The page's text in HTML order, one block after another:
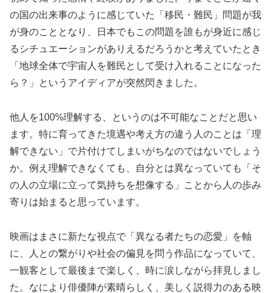
の国の出来事のように感じていた「移民・難民」問題が我
が身のこととなり、日本でもこの問題を誰もが身近に感じ
るシチュエーションがありえるだろうかと考えていたとき
「地球全体で宇宙人を難民として受け入れることになった
ら？」というアイディアが突然閃きました。
他人を100%理解する、というのは不可能なことだと思い
ます。特に育ってきた境遇や考え方の違う人のことは「理
解できない」で片付けてしまいがちなのではないでしょう
か。例え理解できなくても、自分とは異なっていても「そ
の人の立場に立って気持ちを想像する」ことから人の歩み
寄りは始まると思っています。
映画はまさに新たな視点で「異なる者たちの恋愛」を軸
に、人との繋がりや社会の偏見を問う作品になっていて、
一観客として最後まで楽しく、時に涙しながら拝見しまし
た。なにより俳優陣が素晴らしく、美しく説得力のある映